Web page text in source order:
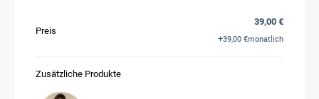
Preis
39,00 €
+39,00 €monatlich
Zusätzliche Produkte